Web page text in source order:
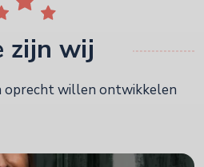
zijn wij
oprecht willen ontwikkelen